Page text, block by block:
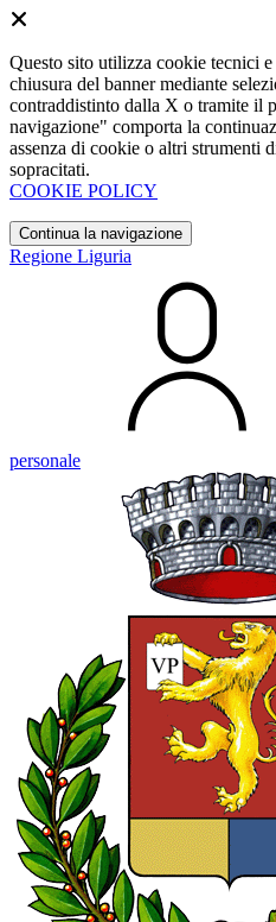
Questo sito utilizza cookie tecnici
chiusura del banner mediante
contraddistinto dalla X o tramite il
navigazione" comporta la
assenza di cookie o altri strumenti
sopracitati.
COOKIE POLICY
Continua la navigazione
Regione Liguria
personale